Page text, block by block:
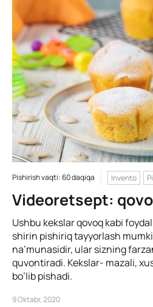
Pishirish vaqti: 60 daqiqa Invento
Videoretsept:
Ushbu kekslar qovoq kabi
shirin pishiriq tayyorlash
na’munasidir, ular sizning
quvontiradi. Kekslar- mazali,
bo’lib pishadi.
9 Oktabr, 2020